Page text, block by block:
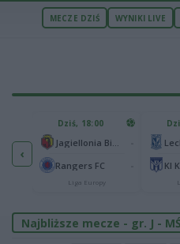
MECZE DZIŚ WYNIKI LIVE
‹
1
0
Dziś, 18:00
Rangers FC
Liga Europy
KI
Najbliższe mecze - gr. J -